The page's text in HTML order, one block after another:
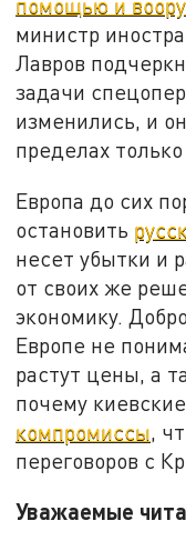
министр
Лавров
задачи
изменились, и
пределах
Европа до сих
остановить
несет убытки и
от своих же
экономику.
Европе не
растут цены, а
почему
компромиссы ,
переговоров с
Уважаемые